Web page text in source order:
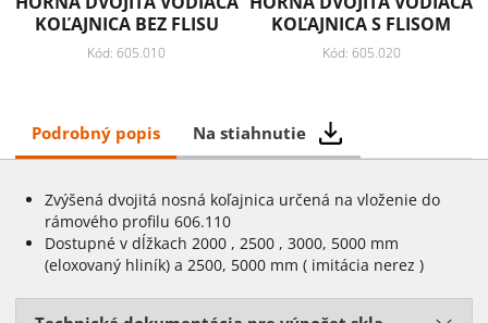
KOĽAJNICA BEZ FLISU
Kód: 605.010
KOĽAJNICA S FLISOM
Kód: 605.020
Podrobný popis Na stiahnutie
Zvýšená dvojitá nosná koľajnica určená na vloženie do
rámového profilu 606.110
Dostupné v dĺžkach 2000 , 2500 , 3000, 5000 mm
(eloxovaný hliník) a 2500, 5000 mm ( imitácia nerez )